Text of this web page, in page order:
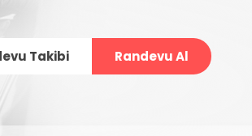
Takibi Randevu Al